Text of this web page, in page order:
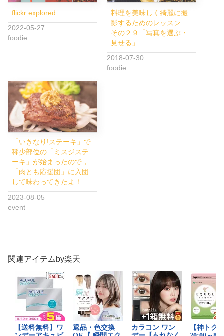
flickr explored
2022-05-27
foodie
料理を美味しく綺麗に撮
影するためのレッスン
その２９「写真を選ぶ・
見せる」
2018-07-30
foodie
「いきなり!ステーキ」で
稀少部位の「ミスジステ
ーキ」が始まったので，
「肉とも応援団」に入団
して味わってきたよ！
2023-08-05
event
関連アイテムby楽天